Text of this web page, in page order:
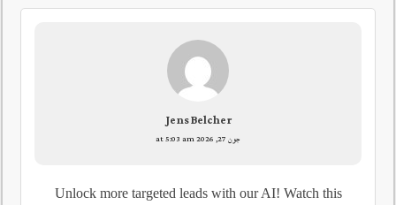
Jens Belcher
جون 27, 2026 at 5:03 am
Unlock more targeted leads with our AI! Watch this